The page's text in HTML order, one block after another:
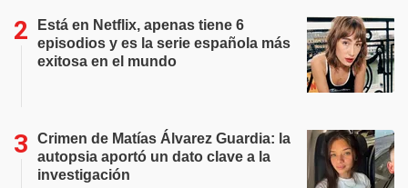
Está en Netflix, apenas tiene 6
episodios y es la serie española más
exitosa en el mundo
Crimen de Matías Álvarez Guardia: la
autopsia aportó un dato clave a la
investigación